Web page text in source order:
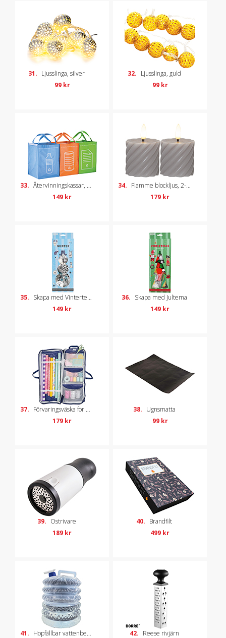
31. Ljusslinga, silver
99 kr
32. Ljusslinga, guld
99 kr
33. Återvinningskassar, 3-pack
149 kr
34. Flamme blockljus, 2-pack
179 kr
35. Skapa med Vintertema
149 kr
36. Skapa med Jultema
149 kr
37. Förvaringsväska för presentinslagning
179 kr
38. Ugnsmatta
99 kr
39. Ostrivare
189 kr
40. Brandfilt
499 kr
41. Hopfällbar vattenbehållare, 10 liter
42. Reese rivjärn